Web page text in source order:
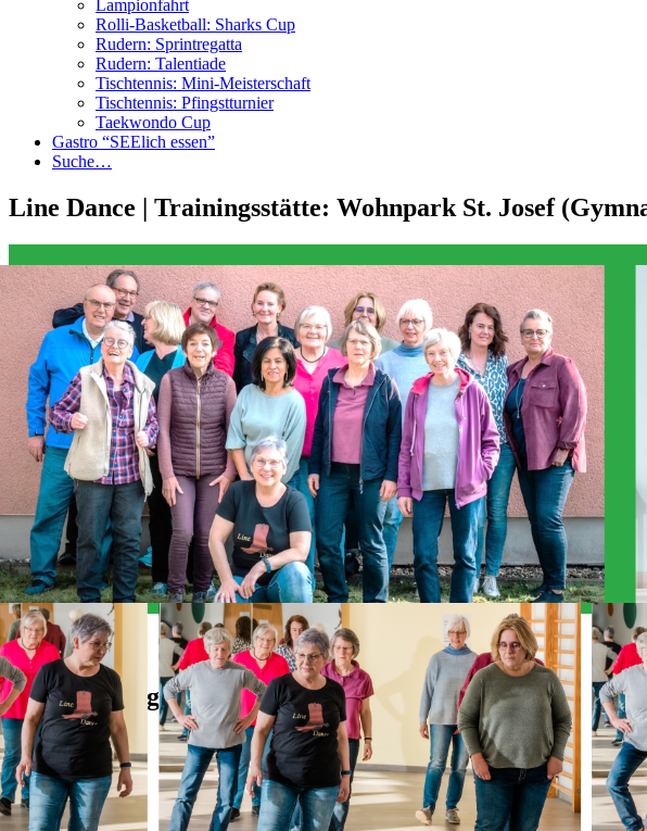
Lampionfahrt
Rolli-Basketball: Sharks Cup
Rudern: Sprintregatta
Rudern: Talentiade
Tischtennis: Mini-Meisterschaft
Tischtennis: Pfingstturnier
Taekwondo Cup
Gastro “SEElich essen”
Suche…
Line Dance | Trainingsstätte: Wohnpark St. Josef
Alles Wichtige auf einen Blick
Allgemein